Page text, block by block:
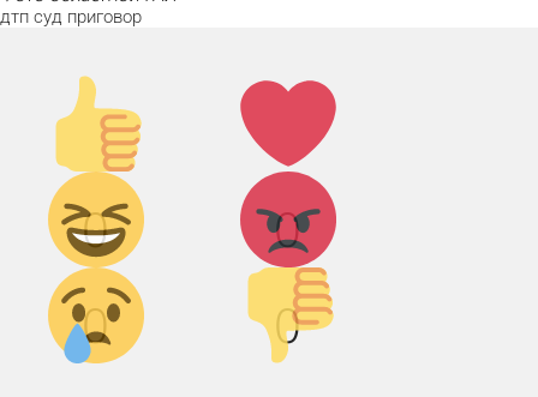
дтп суд приговор
Палец
вверх!
0
Лайк!
0
Дикий
смех!
0
Агрессия!
0
Грусть :(
Палец
вниз!